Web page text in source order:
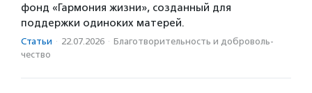
фонд «Гармония жизни», созданный для
поддержки одиноких матерей.
Статьи · 22.07.2026 · Благотвори­тель­ность и доброволь­
чест­во